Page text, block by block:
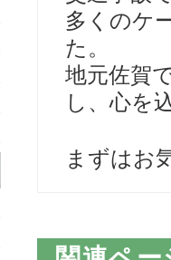
多くのケ
た。
地元佐賀
し、心を
まずはお